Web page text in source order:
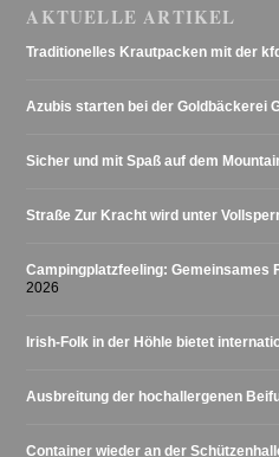
AKTUELLE ARTIKEL
Traditionelles Krautpacken mit der kfd
Azubis starten bei der Goldbäckerei
Sicher und mit Spaß auf dem
Straße Zur Kracht wird unter
Campingplatzfeeling: Gemeinsames
2026
Irish-Folk in der Höhle bietet
Ausbreitung der hochallergenen
Container wieder an der